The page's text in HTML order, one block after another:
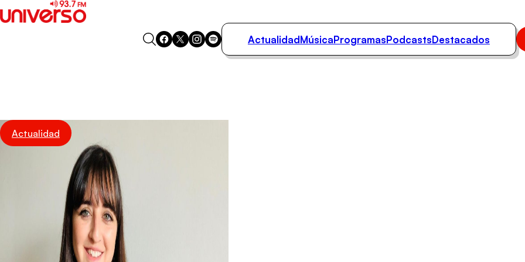
Podcasts
ActualidadMúsicaProgramasPodcastsDestacados
Actualidad